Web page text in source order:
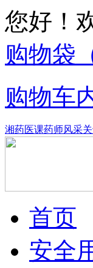
您好！
购物袋
购物车
湘药医课药师风采
首页
安全